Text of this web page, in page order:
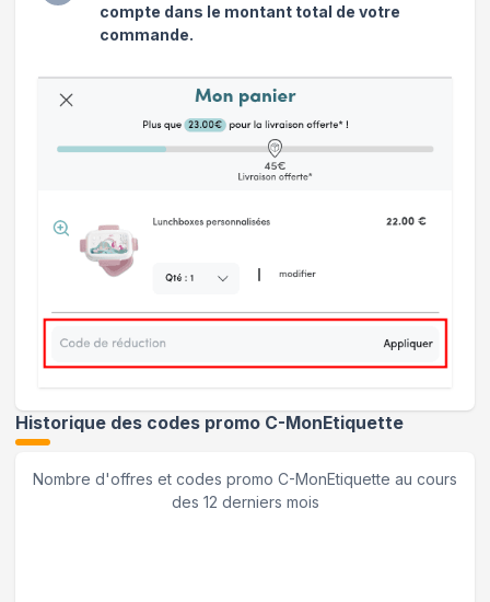
compte dans le montant total de votre
commande.
Historique des codes promo C-MonEtiquette
Nombre d'offres et codes promo C-MonEtiquette au cours
des 12 derniers mois